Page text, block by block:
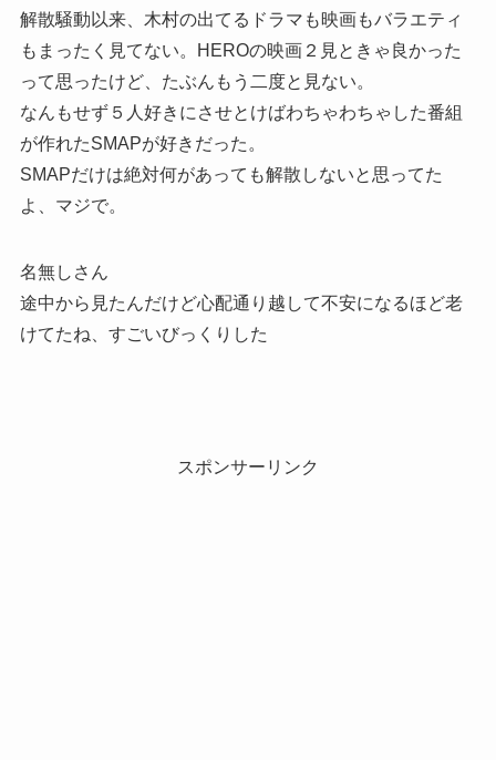
解散騒動以来、木村の出てるドラマも映画もバラエティ
もまったく見てない。HEROの映画２見ときゃ良かった
って思ったけど、たぶんもう二度と見ない。
なんもせず５人好きにさせとけばわちゃわちゃした番組
が作れたSMAPが好きだった。
SMAPだけは絶対何があっても解散しないと思ってた
よ、マジで。
名無しさん
途中から見たんだけど心配通り越して不安になるほど老
けてたね、すごいびっくりした
スポンサーリンク